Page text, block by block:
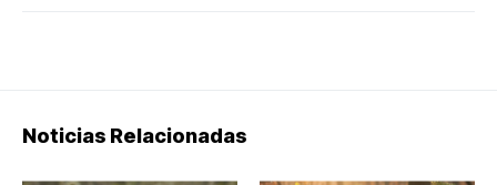
Noticias Relacionadas